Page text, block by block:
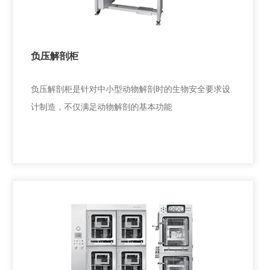
负压解剖柜
负压解剖柜是针对中小型动物解剖时的生物安全要求设
计制造，不仅满足动物解剖的基本功能
负压解剖柜